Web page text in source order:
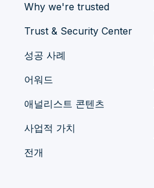
Why we're trusted
Trust & Security Center
성공 사례
어워드
애널리스트 콘텐츠
사업적 가치
전개